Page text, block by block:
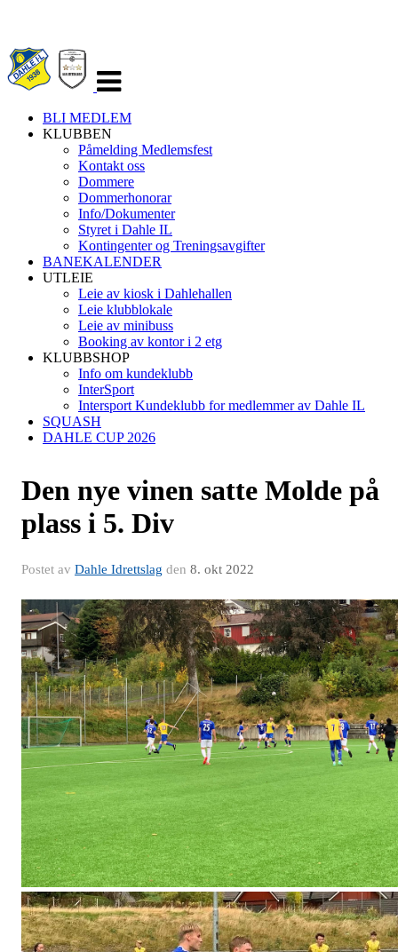
navigasjon
BLI MEDLEM
KLUBBEN
Påmelding Medlemsfest
Kontakt oss
Dommere
Dommerhonorar
Info/Dokumenter
Styret i Dahle IL
Kontingenter og Treningsavgifter
BANEKALENDER
UTLEIE
Leie av kiosk i Dahlehallen
Leie klubblokale
Leie av minibuss
Booking av kontor i 2 etg
KLUBBSHOP
Info om kundeklubb
InterSport
Intersport Kundeklubb for medlemmer av Dahle IL
SQUASH
DAHLE CUP 2026
Den nye vinen satte Molde på
plass i 5. Div
Postet av Dahle Idrettslag den 8. okt 2022